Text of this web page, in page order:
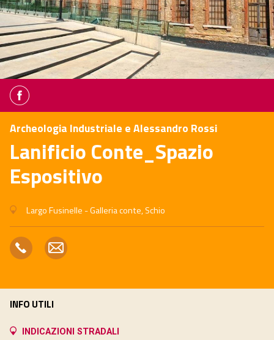
Archeologia Industriale e Alessandro Rossi
Lanificio Conte_Spazio
Espositivo
Largo Fusinelle - Galleria conte, Schio
INFO UTILI
INDICAZIONI STRADALI